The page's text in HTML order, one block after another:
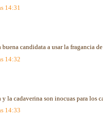
14:31
candidata a usar la fragancia
14:32
la cadaverina son inocuas para los
14:33